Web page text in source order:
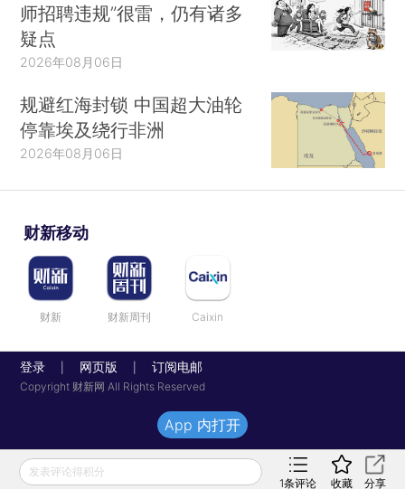
师招聘违规”很雷，仍有诸多
疑点
2026年08月06日
规避红海封锁 中国超大油轮
停靠埃及绕行非洲
2026年08月06日
财新移动
财新 财新周刊 Caixin
登录 网页版 订阅电邮
Copyright 财新网 All Rights Reserved
发表评论得积分
1条评论 收藏 分享
App 内打开